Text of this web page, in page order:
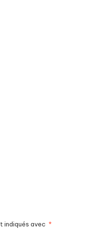
indiqués avec *